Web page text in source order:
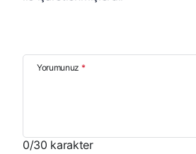
Yorumunuz *
0/30 karakter